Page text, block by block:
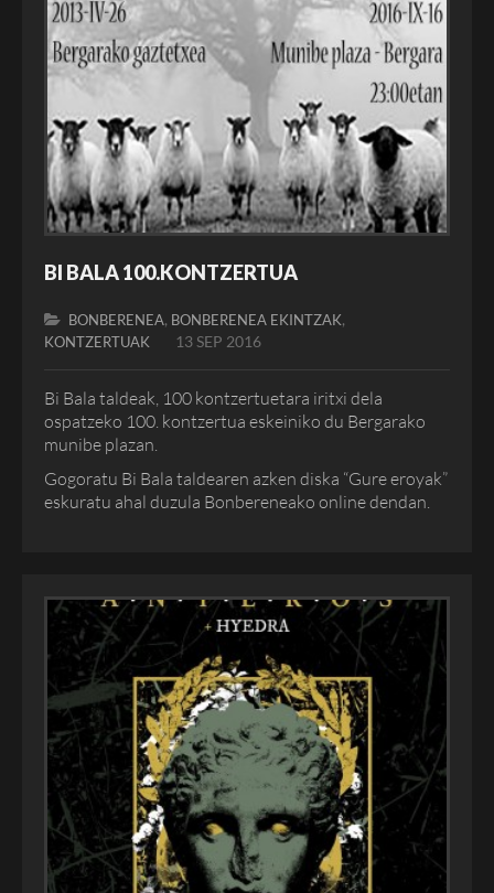
BI BALA 100.KONTZERTUA
BONBERENEA, BONBERENEA EKINTZAK,
KONTZERTUAK 13 SEP 2016
Bi Bala taldeak, 100 kontzertuetara iritxi dela
ospatzeko 100. kontzertua eskeiniko du Bergarako
munibe plazan.
Gogoratu Bi Bala taldearen azken diska “Gure eroyak”
eskuratu ahal duzula Bonbereneako online dendan.